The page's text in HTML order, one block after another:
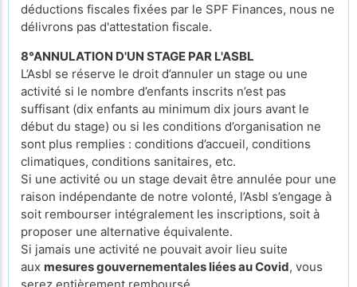
déductions fiscales fixées par le SPF Finances, nous ne
délivrons pas d'attestation fiscale.
8°ANNULATION D'UN STAGE PAR L'ASBL
L’Asbl se réserve le droit d’annuler un stage ou une
activité si le nombre d’enfants inscrits n’est pas
suffisant (dix enfants au minimum dix jours avant le
début du stage) ou si les conditions d’organisation ne
sont plus remplies : conditions d’accueil, conditions
climatiques, conditions sanitaires, etc.
Si une activité ou un stage devait être annulée pour une
raison indépendante de notre volonté, l’Asbl s’engage à
soit rembourser intégralement les inscriptions, soit à
proposer une alternative équivalente.
Si jamais une activité ne pouvait avoir lieu suite
aux mesures gouvernementales liées au Covid, vous